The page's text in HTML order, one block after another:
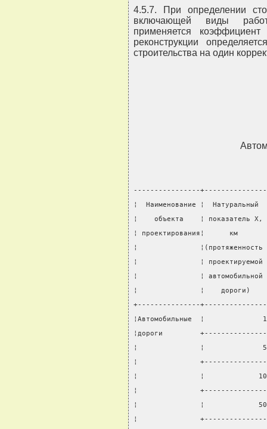
4.5.7. При определении
включающей виды
применяется
реконструкции
строительства на один
----------------
¦  Наименование ¦
¦    объекта    ¦
¦ проектирования¦      км
¦
¦               ¦ проектируемой
¦               ¦
¦               ¦    дороги)
+---------------
¦Автомобильные  ¦
¦дороги
¦               ¦              5¦
¦               +---------------
¦               ¦             10¦
¦               +---------------
¦               ¦             50¦
¦               +---------------